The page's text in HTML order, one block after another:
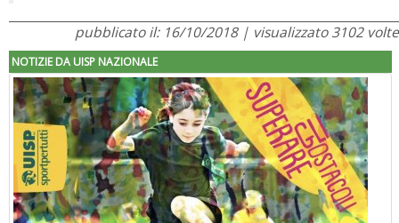
pubblicato il: 16/10/2018 | visualizzato 3102 volte
NOTIZIE DA UISP NAZIONALE